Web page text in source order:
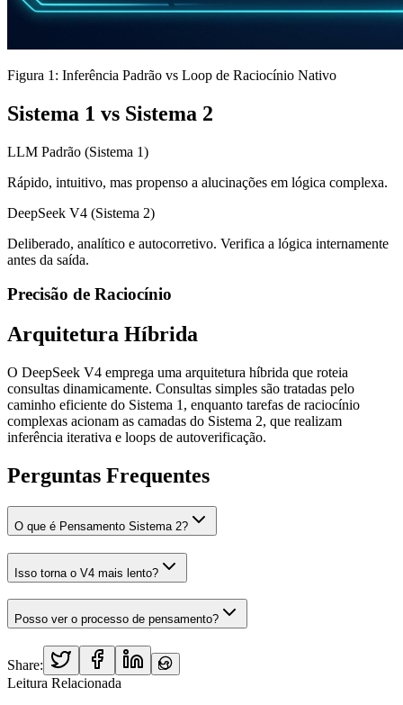
Figura 1: Inferência Padrão vs Loop de Raciocínio Nativo
Sistema 1 vs Sistema 2
LLM Padrão (Sistema 1)
Rápido, intuitivo, mas propenso a alucinações em lógica complexa.
DeepSeek V4 (Sistema 2)
Deliberado, analítico e autocorretivo. Verifica a lógica internamente
antes da saída.
Precisão de Raciocínio
Arquitetura Híbrida
O DeepSeek V4 emprega uma arquitetura híbrida que roteia
consultas dinamicamente. Consultas simples são tratadas pelo
caminho eficiente do Sistema 1, enquanto tarefas de raciocínio
complexas acionam as camadas do Sistema 2, que realizam
inferência iterativa e loops de autoverificação.
Perguntas Frequentes
O que é Pensamento Sistema 2?
Isso torna o V4 mais lento?
Posso ver o processo de pensamento?
Share:
Leitura Relacionada